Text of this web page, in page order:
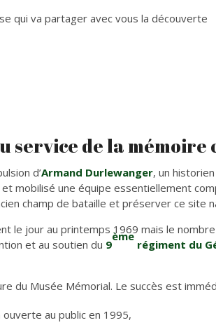
qui va partager avec vous la découverte
service de la mémoire
d’Armand Durlewanger, un
mobilisé une équipe essentiellement
champ de bataille et préserver ce site
le jour au printemps 1969 mais le
et au soutien du 9
ème
régiment du
du Musée Mémorial. Le succès est
au public en 1995,